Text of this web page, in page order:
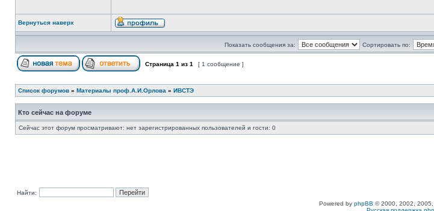
Вернуться наверх
Показать сообщения за: Сортировать по:
Страница 1 из 1 [ 1 сообщение ]
Список форумов » Материалы проф.А.И.Орлова » ИВСТЭ
Кто сейчас на форуме
Сейчас этот форум просматривают: нет зарегистрированных пользователей и гости: 0
Найти:
Powered by phpBB © 2000, 2002,